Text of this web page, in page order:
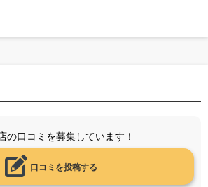
の口コミを募集しています！
口コミを投稿する